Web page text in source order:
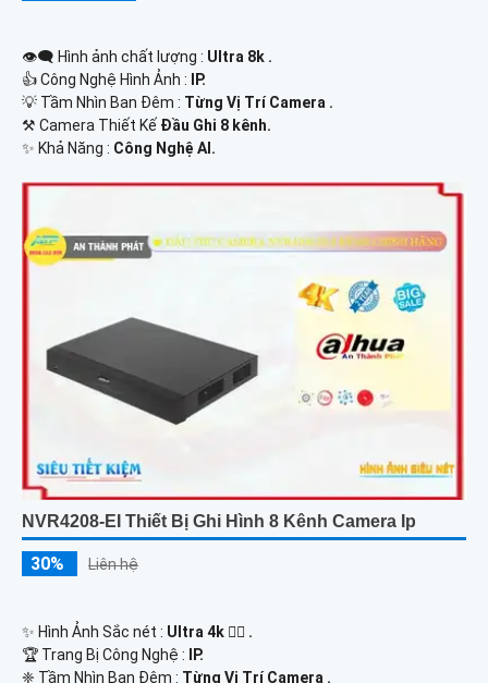
👁️‍🗨 Hình ảnh chất lượng : Ultra 8k .
👍 Công Nghệ Hình Ảnh : IP.
💡 Tầm Nhìn Ban Đêm : Từng Vị Trí Camera .
⚒ Camera Thiết Kế Đầu Ghi 8 kênh.
️✨ Khả Năng : Công Nghệ AI.
NVR4208-EI Thiết Bị Ghi Hình 8 Kênh Camera Ip
30% Liên hệ
✨ Hình Ảnh Sắc nét : Ultra 4k 👍🏾 .
🏆 Trang Bị Công Nghệ :
IP.
❈ Tầm Nhìn Ban Đêm : Từng Vị Trí Camera .